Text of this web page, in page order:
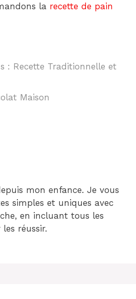
la recette de pain
: Recette Traditionnelle et
Maison
mon enfance. Je vous
simples et uniques avec
en incluant tous les
réussir.